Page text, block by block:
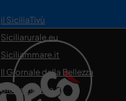
il SiciliaTivù
Siciliarurale.eu
Siciliammare.it
Il Giornale della Bellezza
Siciliamedica.it